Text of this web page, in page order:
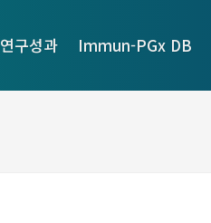
연구성과 Immun-PGx DB